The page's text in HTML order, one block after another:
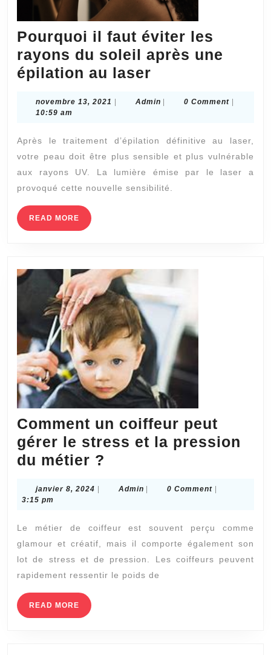
Pourquoi il faut éviter les
rayons du soleil après une
épilation au laser
faut
les
rayons
du
au
laser
novembre 13, 2021 novembre
| AdminAdmin
| 0 Comment |
10:59 am
Après le traitement d’épilation définitive au laser,
votre peau doit être plus sensible et plus vulnérable
aux rayons UV. La lumière émise par le laser a
provoqué cette nouvelle sensibilité.
READ MORE READ
MORE
Comment un coiffeur peut
gérer le stress et la pression
du métier ?
coiffeur
gérer
le
stress
janvier 8, 2024 janvier
| AdminAdmin
| 0 Comment |
3:15 pm
Le métier de coiffeur est souvent perçu comme
glamour et créatif, mais il comporte également son
lot de stress et de pression. Les coiffeurs peuvent
rapidement ressentir le poids de
READ MORE READ
MORE